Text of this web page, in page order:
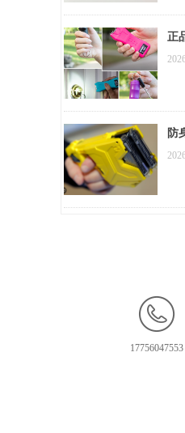
正
防
17756047553